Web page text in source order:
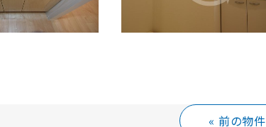
« 前の物件